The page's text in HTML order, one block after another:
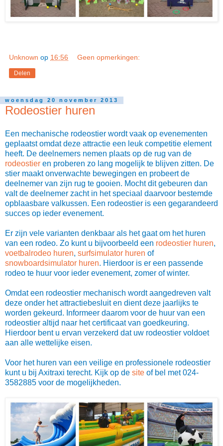
Unknown op 16:56 Geen opmerkingen:
Delen
woensdag 20 november 2013
Rodeostier huren
Een mechanische rodeostier wordt vaak op evenementen
geplaatst omdat deze attractie een leuk competitie element
heeft. De deelnemers nemen plaats op de rug van de
rodeostier en proberen zo lang mogelijk te blijven zitten. De
stier maakt onverwachte bewegingen en probeert de
deelnemer van zijn rug te gooien. Mocht dit gebeuren dan
valt de deelnemer zacht in het speciaal daarvoor bestemde
opblaasbare valkussen. Een rodeostier is een gegarandeerd
succes op ieder evenement.
Er zijn vele varianten denkbaar als het gaat om het huren
van een rodeo. Zo kunt u bijvoorbeeld een rodeostier huren,
voetbalrodeo huren, surfsimulator huren of
snowboardsimulator huren. Hierdoor is er een passende
rodeo te huur voor ieder evenement, zomer of winter.
Omdat een rodeostier mechanisch wordt aangedreven valt
deze onder het attractiebesluit en dient deze jaarlijks te
worden gekeurd. Informeer daarom voor de huur van een
rodeostier altijd naar het certificaat van goedkeuring.
Hierdoor bent u ervan verzekerd dat uw rodeostier voldoet
aan alle wettelijke eisen.
Voor het huren van een veilige en professionele rodeostier
kunt u bij Axitraxi terecht. Kijk op de site of bel met 024-
3582885 voor de mogelijkheden.